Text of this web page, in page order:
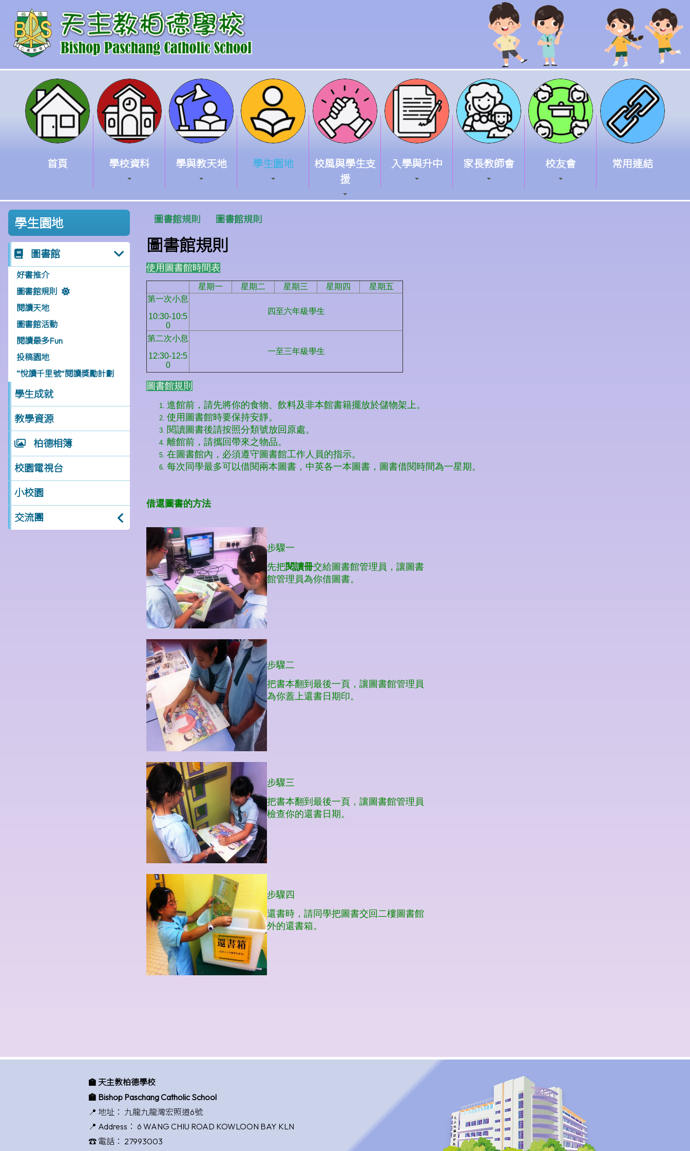
首頁 學校資料 學與教天地 學生園地
校風與學生支
援
入學與升中 家長教師會 校友會 常用連結
學生園地
圖書館
好書推介
圖書館規則
閱讀天地
圖書館活動
閱讀最多Fun
投稿園地
“悅讀千里號”閱讀獎勵計劃
學生成就
教學資源
柏德相簿
校園電視台
小校園
交流團
圖書館規則 圖書館規則
圖書館規則
🏫 天主教柏德學校
🏫 Bishop Paschang Catholic School
📍 地址： 九龍九龍灣宏照道6號
📍 Address： 6 WANG CHIU ROAD KOWLOON BAY KLN
☎️ 電話： 27993003